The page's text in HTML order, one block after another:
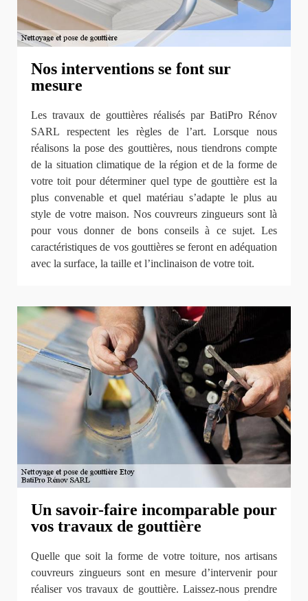
Nos interventions se font sur
mesure
Les travaux de gouttières réalisés par BatiPro Rénov
SARL respectent les règles de l’art. Lorsque nous
réalisons la pose des gouttières, nous tiendrons compte
de la situation climatique de la région et de la forme de
votre toit pour déterminer quel type de gouttière est la
plus convenable et quel matériau s’adapte le plus au
style de votre maison. Nos couvreurs zingueurs sont là
pour vous donner de bons conseils à ce sujet. Les
caractéristiques de vos gouttières se feront en adéquation
avec la surface, la taille et l’inclinaison de votre toit.
Un savoir-faire incomparable pour
vos travaux de gouttière
Quelle que soit la forme de votre toiture, nos artisans
couvreurs zingueurs sont en mesure d’intervenir pour
réaliser vos travaux de gouttière. Laissez-nous prendre